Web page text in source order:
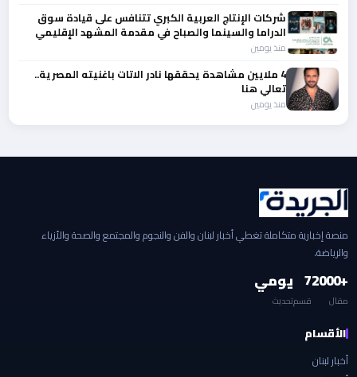
شركات الإنتاج العربية الكبري تتنافس على قيادة سوق
الدراما والسينما والصباح في مقدمة المشهد الإقليمي
منذ يومين
4 ملايين مشاهدة يحققها نادر الاتات باغنيته المصرية..
تعالي هنا
منذ يومين
منصة إخبارية متكاملة تغطي أخبار لبنان والفن والنجوم والمجتمع والصحة والأزياء
والرياضة.
+2000
مقال
7
قسم
يومي
تحديث
الأقسام
أخبار لبنان